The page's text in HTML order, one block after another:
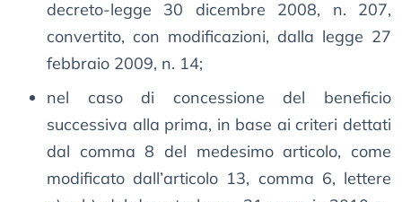
decreto-legge 30 dicembre 2008, n. 207,
convertito, con modificazioni, dalla legge 27
febbraio 2009, n. 14;
nel caso di concessione del beneficio
successiva alla prima, in base ai criteri dettati
dal comma 8 del medesimo articolo, come
modificato dall’articolo 13, comma 6, lettere